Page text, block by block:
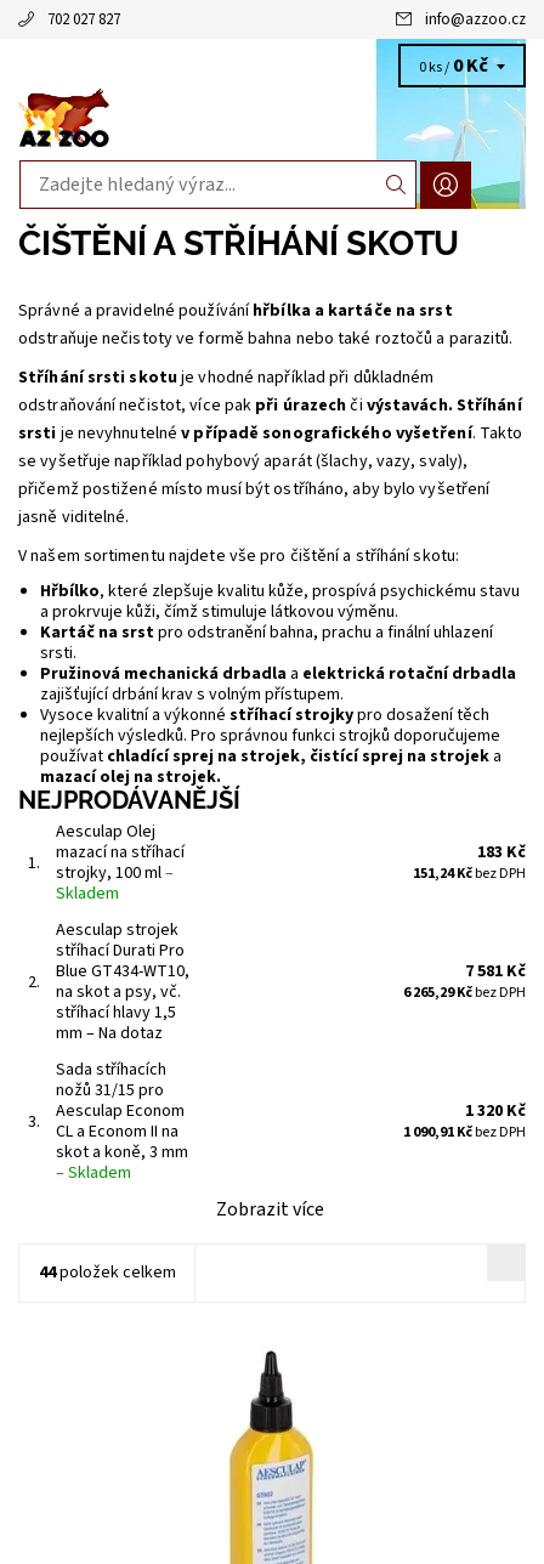
702 027 827 info@azzoo.cz
0 ks / 0 Kč
ČIŠTĚNÍ A STŘÍHÁNÍ SKOTU
Správné a pravidelné používáníhřbílka a kartáče na srst
odstraňuje nečistoty ve formě bahna nebo také roztočů a parazitů.
Stříhání srsti skotuje vhodné například při důkladném
odstraňování nečistot, více pak při úrazechči výstavách. Stříhání
srsti je nevyhnutelnév případě sonografického vyšetření. Takto
se vyšetřuje například pohybový aparát (šlachy, vazy, svaly),
přičemž postižené místo musí být ostříháno, aby bylo vyšetření
jasně viditelné.
V našem sortimentu najdete vše pro čištění a stříhání skotu:
Hřbílko, které zlepšuje kvalitu kůže, prospívá psychickému stavu
a prokrvuje kůži, čímž stimuluje látkovou výměnu.
Kartáč na srstpro odstranění bahna, prachu a finální uhlazení
srsti.
Pružinová mechanická drbadla a elektrická rotační drbadla
zajišťující drbání krav s volným přístupem.
Vysoce kvalitní a výkonné stříhací strojkypro dosažení těch
nejlepších výsledků. Pro správnou funkci strojků doporučujeme
používat chladící sprej na strojek, čistící sprej na strojek a
mazací olej na strojek.
NEJPRODÁVANĚJŠÍ
1.
Aesculap Olej
mazací na stříhací
strojky, 100 ml–
Skladem
183 Kč
151,24 Kčbez DPH
2.
Aesculap strojek
stříhací Durati Pro
Blue GT434-WT10,
na skot a psy, vč.
stříhací hlavy 1,5
mm –Na dotaz
7 581 Kč
6 265,29 Kčbez DPH
3.
Sada stříhacích
nožů 31/15 pro
Aesculap Econom
CL a Econom II na
skot a koně, 3 mm
–Skladem
1 320 Kč
1 090,91 Kčbez DPH
Zobrazit více
44položek celkem